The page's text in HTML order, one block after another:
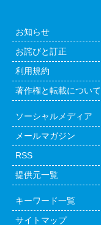
お知らせ
お詫びと訂正
利用規約
著作権と転載について
ソーシャルメディア
メールマガジン
RSS
提供元一覧
キーワード一覧
サイトマップ